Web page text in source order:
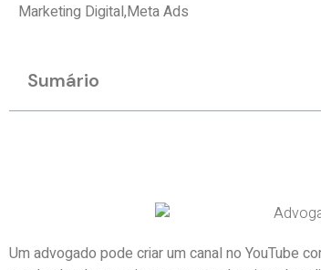
Marketing Digital,Meta Ads
Sumário
Um advogado pode criar um canal no YouTube